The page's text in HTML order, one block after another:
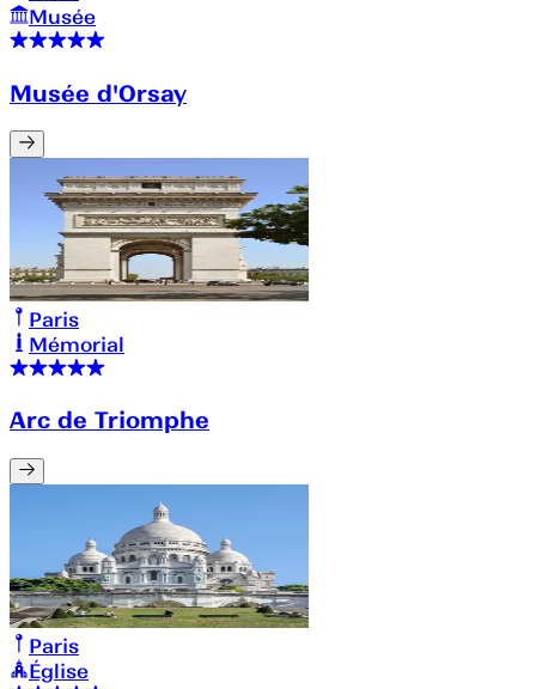
Musée
Musée d'Orsay
Paris
Mémorial
Arc de Triomphe
Paris
Église